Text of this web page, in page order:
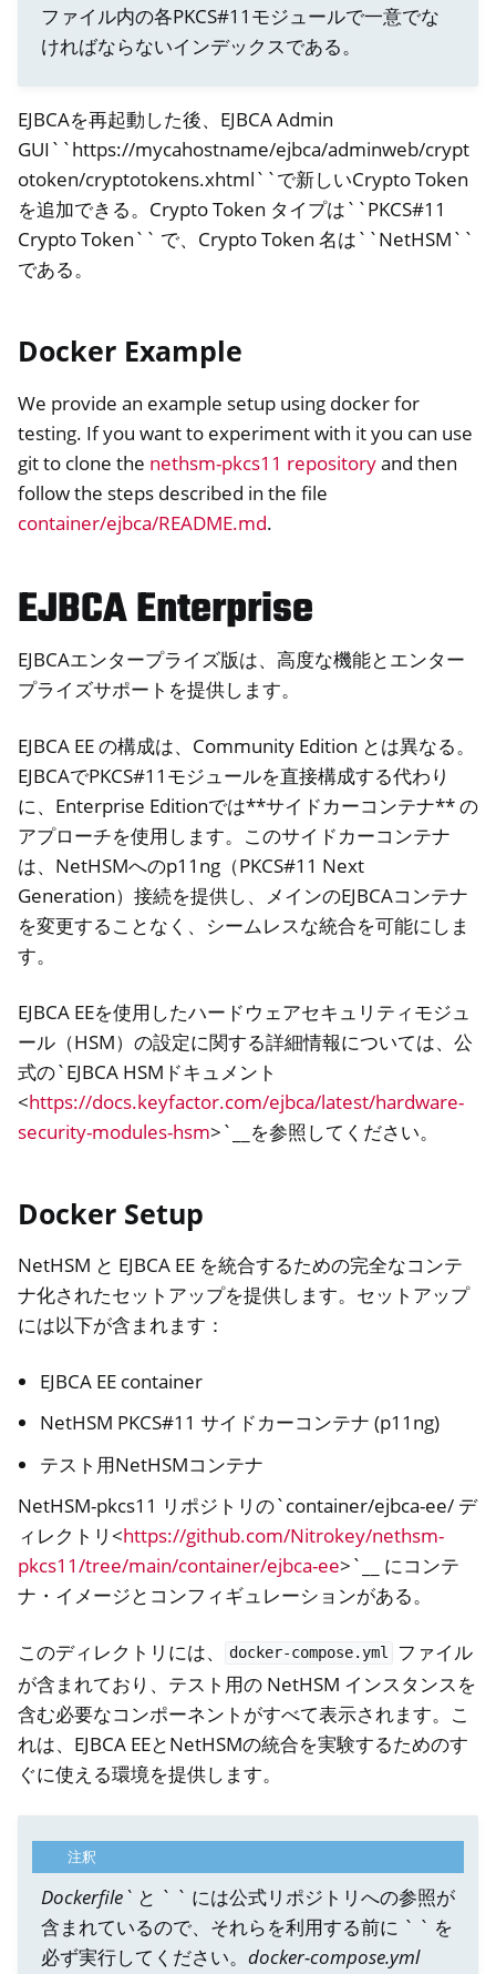
navigation of NitroWall
navigation of NitroWall NW750
ファイル内の各PKCS#11モジュールで一意でな
ければならないインデックスである。
EJBCAを再起動した後、EJBCA Admin
GUI``https://mycahostname/ejbca/adminweb/crypt
otoken/cryptotokens.xhtml``で新しいCrypto Token
を追加できる。Crypto Token タイプは``PKCS#11
Crypto Token`` で、Crypto Token 名は``NetHSM``
である。
Docker Example
We provide an example setup using docker for
testing. If you want to experiment with it you can use
git to clone the nethsm-pkcs11 repositoryand then
follow the steps described in the file
container/ejbca/README.md.
EJBCA Enterprise
EJBCAエンタープライズ版は、高度な機能とエンター
プライズサポートを提供します。
EJBCA EE の構成は、Community Edition とは異なる。
EJBCAでPKCS#11モジュールを直接構成する代わり
に、Enterprise Editionでは**サイドカーコンテナ** の
アプローチを使用します。このサイドカーコンテナ
は、NetHSMへのp11ng（PKCS#11 Next
Generation）接続を提供し、メインのEJBCAコンテナ
を変更することなく、シームレスな統合を可能にしま
す。
EJBCA EEを使用したハードウェアセキュリティモジュ
ール（HSM）の設定に関する詳細情報については、公
式の`EJBCA HSMドキュメント
<https://docs.keyfactor.com/ejbca/latest/hardware-
security-modules-hsm>`__を参照してください。
Docker Setup
NetHSM と EJBCA EE を統合するための完全なコンテ
ナ化されたセットアップを提供します。セットアップ
には以下が含まれます：
EJBCA EE container
NetHSM PKCS#11 サイドカーコンテナ (p11ng)
テスト用NetHSMコンテナ
NetHSM-pkcs11 リポジトリの`container/ejbca-ee/ デ
ィレクトリ<https://github.com/Nitrokey/nethsm-
pkcs11/tree/main/container/ejbca-ee>`__ にコンテ
ナ・イメージとコンフィギュレーションがある。
このディレクトリには、 docker-compose.yml
ファイル
が含まれており、テスト用の NetHSM インスタンスを
含む必要なコンポーネントがすべて表示されます。こ
れは、EJBCA EEとNetHSMの統合を実験するためのす
ぐに使える環境を提供します。
注釈
Dockerfile` と ` ` には公式リポジトリへの参照が
含まれているので、それらを利用する前に ` ` を
必ず実行してください。 docker-compose.yml